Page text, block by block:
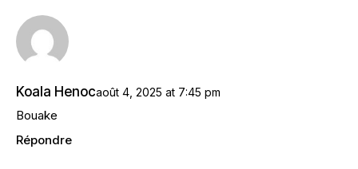
Koala Henocaoût 4, 2025 at 7:45 pm
Bouake
Répondre